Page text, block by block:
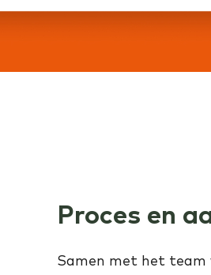
Proces en
Samen met het team